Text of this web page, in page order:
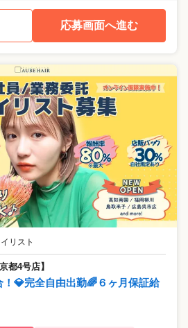
応募画面へ進む
リスト
都4号店】
💎完全自由出勤🌈６ヶ月保証給